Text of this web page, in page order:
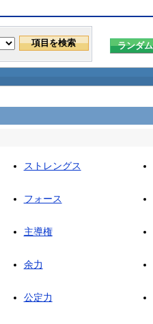
ストレングス
フォース
主導権
余力
公定力